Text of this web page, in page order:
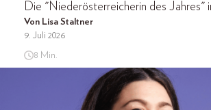
Die "Niederösterreicherin des Jahres"
Von Lisa Staltner
9. Juli 2026
8 Min.